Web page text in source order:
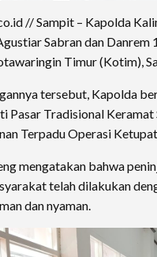
// Sampit – Kapolda
Sabran dan Danrem
Timur (Kotim),
tersebut, Kapolda
Pasar Tradisional Keramat
Terpadu Operasi
mengatakan bahwa
telah dilakukan
dan nyaman.